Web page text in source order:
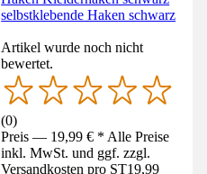
selbstklebende Haken schwarz
Artikel wurde noch nicht
bewertet.
(0)
Preis — 19,99 € * Alle Preise
inkl. MwSt. und ggf. zzgl.
Versandkosten pro ST19,99